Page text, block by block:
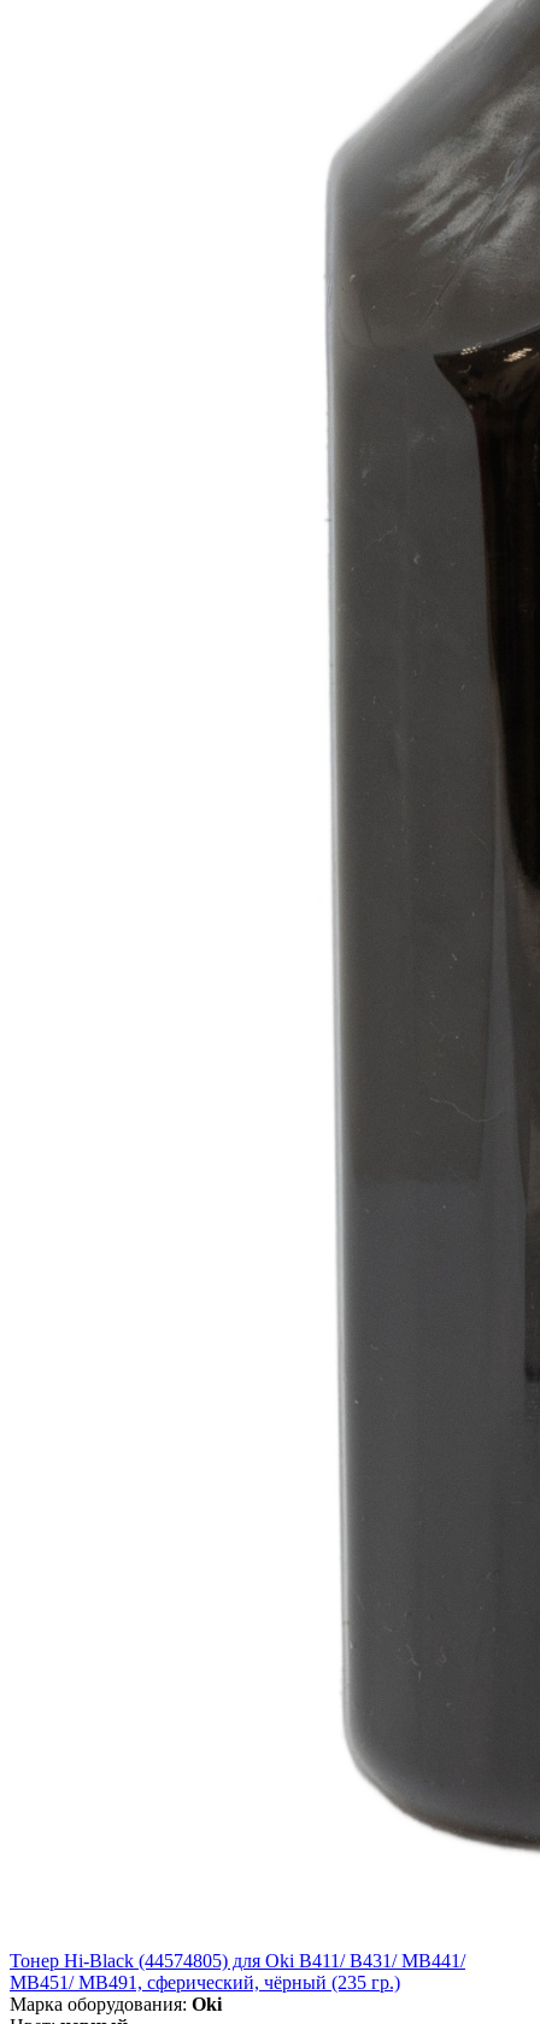
Тонер Hi-Black (44574805) для Oki B411/ B431/ MB441/
MB451/ MB491, сферический, чёрный (235 гр.)
Марка оборудования: Oki